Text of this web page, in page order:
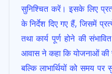
सुनिश्चित करें। इसके लिए
के निर्देश दिए गए हैं, जिसमें
तथा कार्य पूर्ण होने की
आवास ने कहा कि योजनाओं की
बल्कि लाभार्थियों को समय